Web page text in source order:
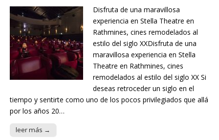
Disfruta de una maravillosa
experiencia en Stella Theatre en
Rathmines, cines remodelados al
estilo del siglo XXDisfruta de una
maravillosa experiencia en Stella
Theatre en Rathmines, cines
remodelados al estilo del siglo XX Si
deseas retroceder un siglo en el
tiempo y sentirte como uno de los pocos privilegiados que allá
por los años 20…
leer más →